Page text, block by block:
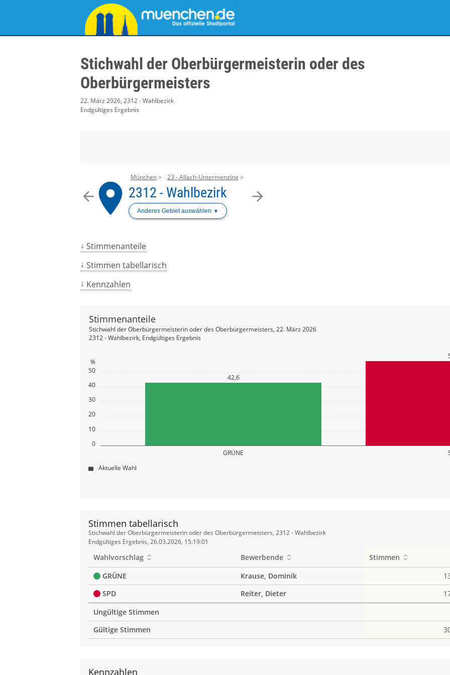
Stichwahl der Oberbürgermeisterin oder des
Oberbürgermeisters
22. März 2026, 2312 - Wahlbezirk
Endgültiges Ergebnis
arrow_back arrow_forward
place
München 23 - Allach-Untermenzing
2312 - Wahlbezirk
Anderes Gebiet auswählen
Stimmenanteile
Stimmen tabellarisch
Kennzahlen
0
10
20
30
40
50
%
GRÜNE
42,6
Stimmenanteile
Stichwahl der Oberbürgermeisterin oder des Oberbürgermeisters, 22. März 2026
2312 - Wahlbezirk, Endgültiges Ergebnis
Aktuelle Wahl
Stimmen tabellarisch
Stimmen
tabellarisch
Stichwahl der Oberbürgermeisterin oder des Oberbürgermeisters, 2312 - Wahlbezirk
Endgültiges Ergebnis, 26.03.2026, 15:19:01
Wahlvorschlag Bewerbende Stimmen
GRÜNE
Krause, Dominik
SPD
Reiter, Dieter
Ungültige Stimmen
Gültige Stimmen
Kennzahlen